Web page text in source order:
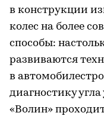
в конструкции
колес на более
способы:
развиваются
в
диагностику
«Волин»